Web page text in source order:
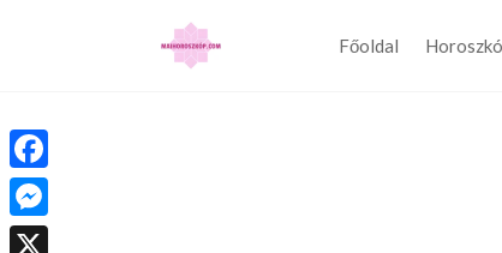
Főoldal
Facebook
Messenger